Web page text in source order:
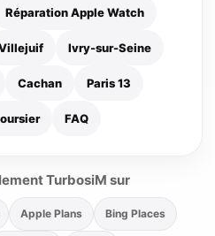
Réparation Apple Watch
Ivry-sur-Seine
Cachan Paris 13
FAQ
TurbosiM sur
Apple Plans Bing Places